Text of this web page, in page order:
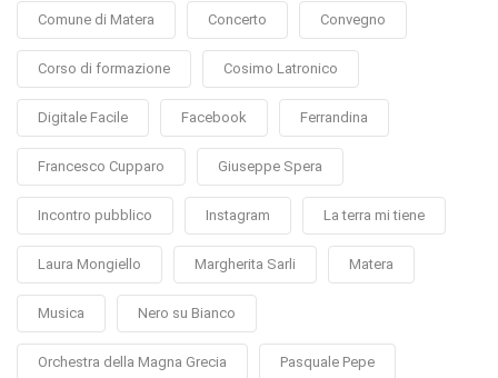
Comune di Matera Concerto Convegno
Corso di formazione Cosimo Latronico
Digitale Facile Facebook Ferrandina
Francesco Cupparo Giuseppe Spera
Incontro pubblico Instagram La terra mi tiene
Laura Mongiello Margherita Sarli Matera
Musica Nero su Bianco
Orchestra della Magna Grecia Pasquale Pepe